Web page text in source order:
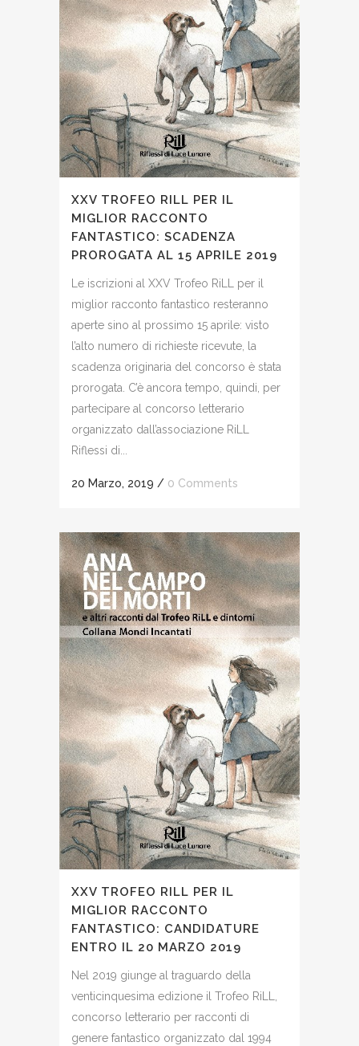
XXV TROFEO RILL PER IL
MIGLIOR RACCONTO
FANTASTICO: SCADENZA
PROROGATA AL 15 APRILE 2019
Le iscrizioni al XXV Trofeo RiLL per il
miglior racconto fantastico resteranno
aperte sino al prossimo 15 aprile: visto
l’alto numero di richieste ricevute, la
scadenza originaria del concorso è stata
prorogata. C’è ancora tempo, quindi, per
partecipare al concorso letterario
organizzato dall’associazione RiLL
Riflessi di...
20 Marzo, 2019 / 0 Comments
XXV TROFEO RILL PER IL
MIGLIOR RACCONTO
FANTASTICO: CANDIDATURE
ENTRO IL 20 MARZO 2019
Nel 2019 giunge al traguardo della
venticinquesima edizione il Trofeo RiLL,
concorso letterario per racconti di
genere fantastico organizzato dal 1994